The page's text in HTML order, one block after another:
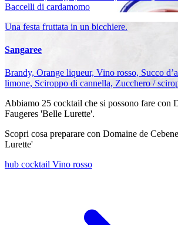
Baccelli di cardamomo
Una festa fruttata in un bicchiere.
Sangaree
Brandy, Orange liqueur, Vino rosso, Succo
limone, Sciroppo di cannella, Zucchero /
Abbiamo 25 cocktail che si possono fare con
Faugeres 'Belle Lurette'.
Scopri cosa preparare con Domaine de
Lurette'
hub cocktail Vino rosso